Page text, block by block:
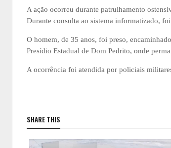
A ação ocorreu durante patrulhamento
Durante consulta ao sistema informatizado,
O homem, de 35 anos, foi preso,
Presídio Estadual de Dom Pedrito, onde
A ocorrência foi atendida por policiais
SHARE THIS